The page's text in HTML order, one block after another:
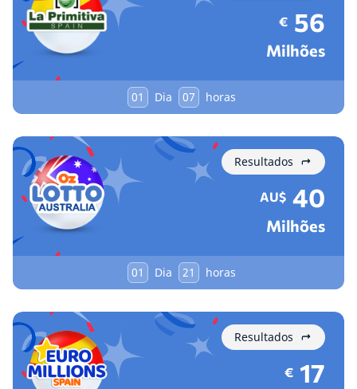
€ 56
Milhões
01 Dia 07 horas
Resultados
AU$ 40
Milhões
01 Dia 21 horas
Resultados
€ 17